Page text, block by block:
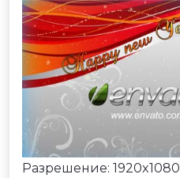
Разрешение: 1920x1080